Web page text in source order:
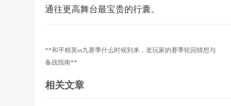
通往更高舞台最宝贵的行囊。
**和平精英ss九赛季什么时候到来，老玩家的赛季轮回猜想与
备战指南**
相关文章